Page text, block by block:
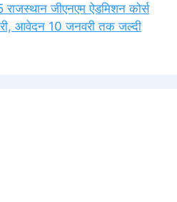
जीएनएम ऐडमिशन कोर्स
आवेदन 10 जनवरी तक जल्दी